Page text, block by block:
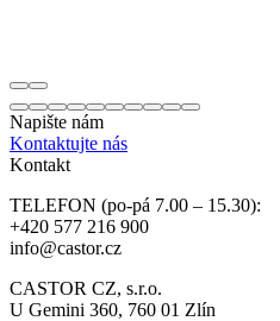
Napište nám
Kontaktujte nás
Kontakt
TELEFON (po-pá 7.00 – 15.30):
+420 577 216 900
info@castor.cz
CASTOR CZ, s.r.o.
U Gemini 360, 760 01 Zlín